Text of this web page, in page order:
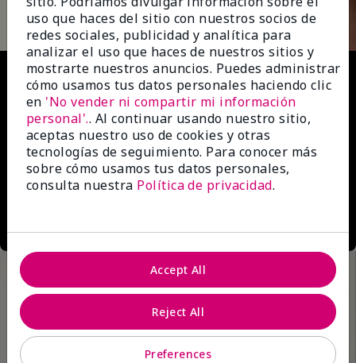
Video
uso que haces del sitio con nuestros socios de
redes sociales, publicidad y analítica para
analizar el uso que haces de nuestros sitios y
mostrarte nuestros anuncios. Puedes administrar
cómo usamos tus datos personales haciendo clic
en 'No vender ni compartir mi información
personal'.. Al continuar usando nuestro sitio,
aceptas nuestro uso de cookies y otras
tecnologías de seguimiento. Para conocer más
sobre cómo usamos tus datos personales,
consulta nuestra Política de privacidad.
Preferences
Reject All
Accept All